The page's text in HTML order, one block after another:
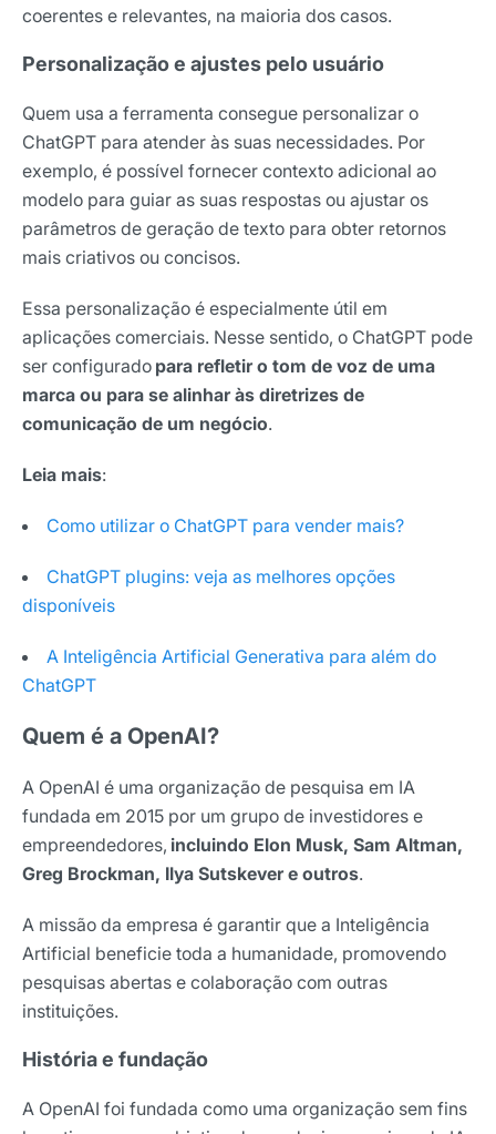
coerentes e relevantes, na maioria dos casos.
Personalização e ajustes pelo usuário
Quem usa a ferramenta consegue personalizar o
ChatGPT para atender às suas necessidades. Por
exemplo, é possível fornecer contexto adicional ao
modelo para guiar as suas respostas ou ajustar os
parâmetros de geração de texto para obter retornos
mais criativos ou concisos.
Essa personalização é especialmente útil em
aplicações comerciais. Nesse sentido, o ChatGPT pode
ser configurado para refletir o tom de voz de uma
marca ou para se alinhar às diretrizes de
comunicação de um negócio.
Leia mais:
Como utilizar o ChatGPT para vender mais?
ChatGPT plugins: veja as melhores opções
disponíveis
A Inteligência Artificial Generativa para além do
ChatGPT
Quem é a OpenAI?
A OpenAI é uma organização de pesquisa em IA
fundada em 2015 por um grupo de investidores e
empreendedores, incluindo Elon Musk, Sam Altman,
Greg Brockman, Ilya Sutskever e outros.
A missão da empresa é garantir que a Inteligência
Artificial beneficie toda a humanidade, promovendo
pesquisas abertas e colaboração com outras
instituições.
História e fundação
A OpenAI foi fundada como uma organização sem fins
Receba os melhores insights da Locaweb
digital que valem a leitura.